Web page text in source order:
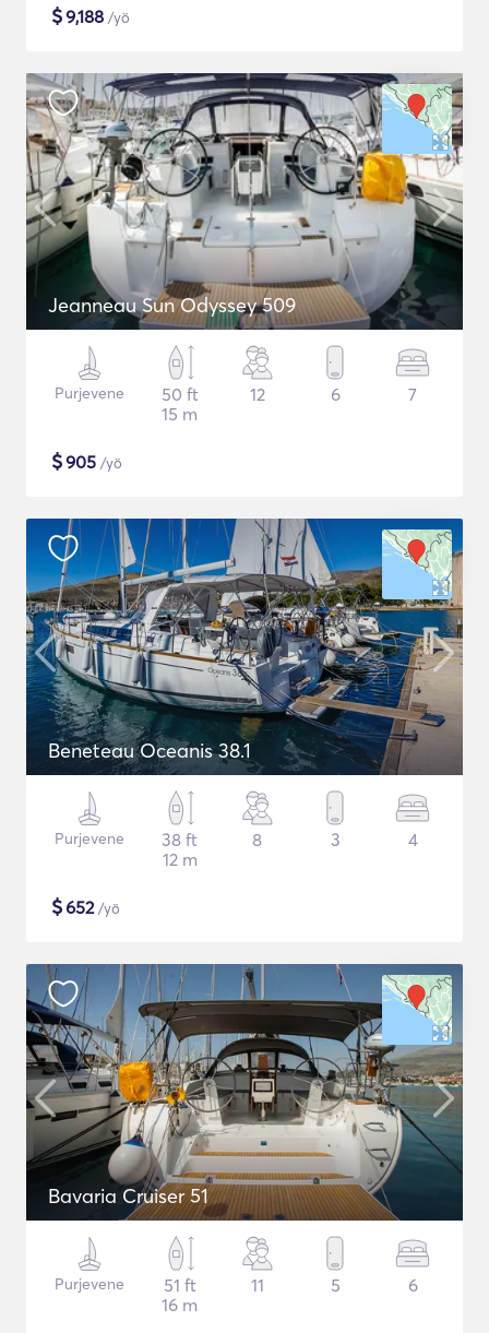
$9,188 /yö
Jeanneau Sun Odyssey 509
Purjevene
50 ft
15 m
12 6 7
$905 /yö
Beneteau Oceanis 38.1
Purjevene
38 ft
12 m
8 3 4
$652/yö
Bavaria Cruiser 51
Purjevene
51 ft
16 m
11 5 6